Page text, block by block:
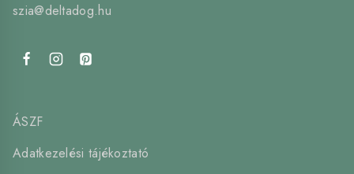
szia@deltadog.hu
ÁSZF
Adatkezelési tájékoztató